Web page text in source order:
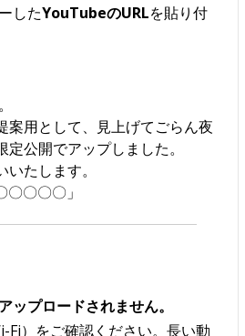
したYouTubeのURLを貼り付
案用として、見上げてごらん夜
公開でアップしました。
たします。
〇〇〇」
ップロードされません。
Fi）をご確認ください。長い動